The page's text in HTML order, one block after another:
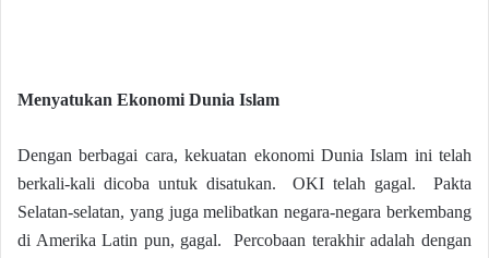
Menyatukan Ekonomi Dunia Islam
Dengan berbagai cara, kekuatan ekonomi Dunia Islam ini telah
berkali-kali dicoba untuk disatukan. OKI telah gagal. Pakta
Selatan-selatan, yang juga melibatkan negara-negara berkembang
di Amerika Latin pun, gagal. Percobaan terakhir adalah dengan